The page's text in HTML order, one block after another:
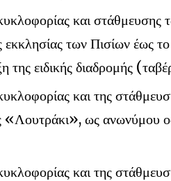
και στάθμευσης
των Πισίων έως
της ειδικής διαδρομής
και της
«Λουτράκι», ως ανωνύμου
και της